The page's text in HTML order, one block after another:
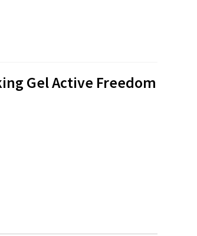
Gel Active Freedom